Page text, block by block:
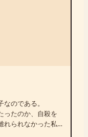
のである。
ったのか、自殺を
れられなかった私